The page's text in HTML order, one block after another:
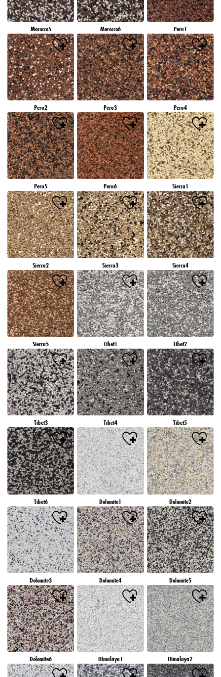
Morocco5 Morocco6 Peru1
Peru2 Peru3 Peru4
Peru5 Peru6 Sierra1
Sierra2 Sierra3 Sierra4
Sierra5 Tibet1 Tibet2
Tibet3 Tibet4 Tibet5
Tibet6 Dolomite1 Dolomite2
Dolomite3 Dolomite4 Dolomite5
Dolomite6 Himalaya1 Himalaya2